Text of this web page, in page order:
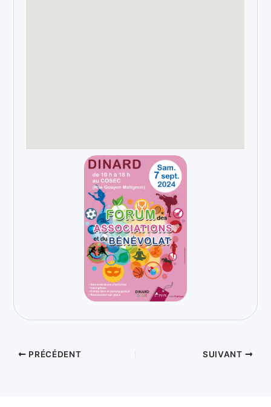
PRÉCÉDENT SUIVANT